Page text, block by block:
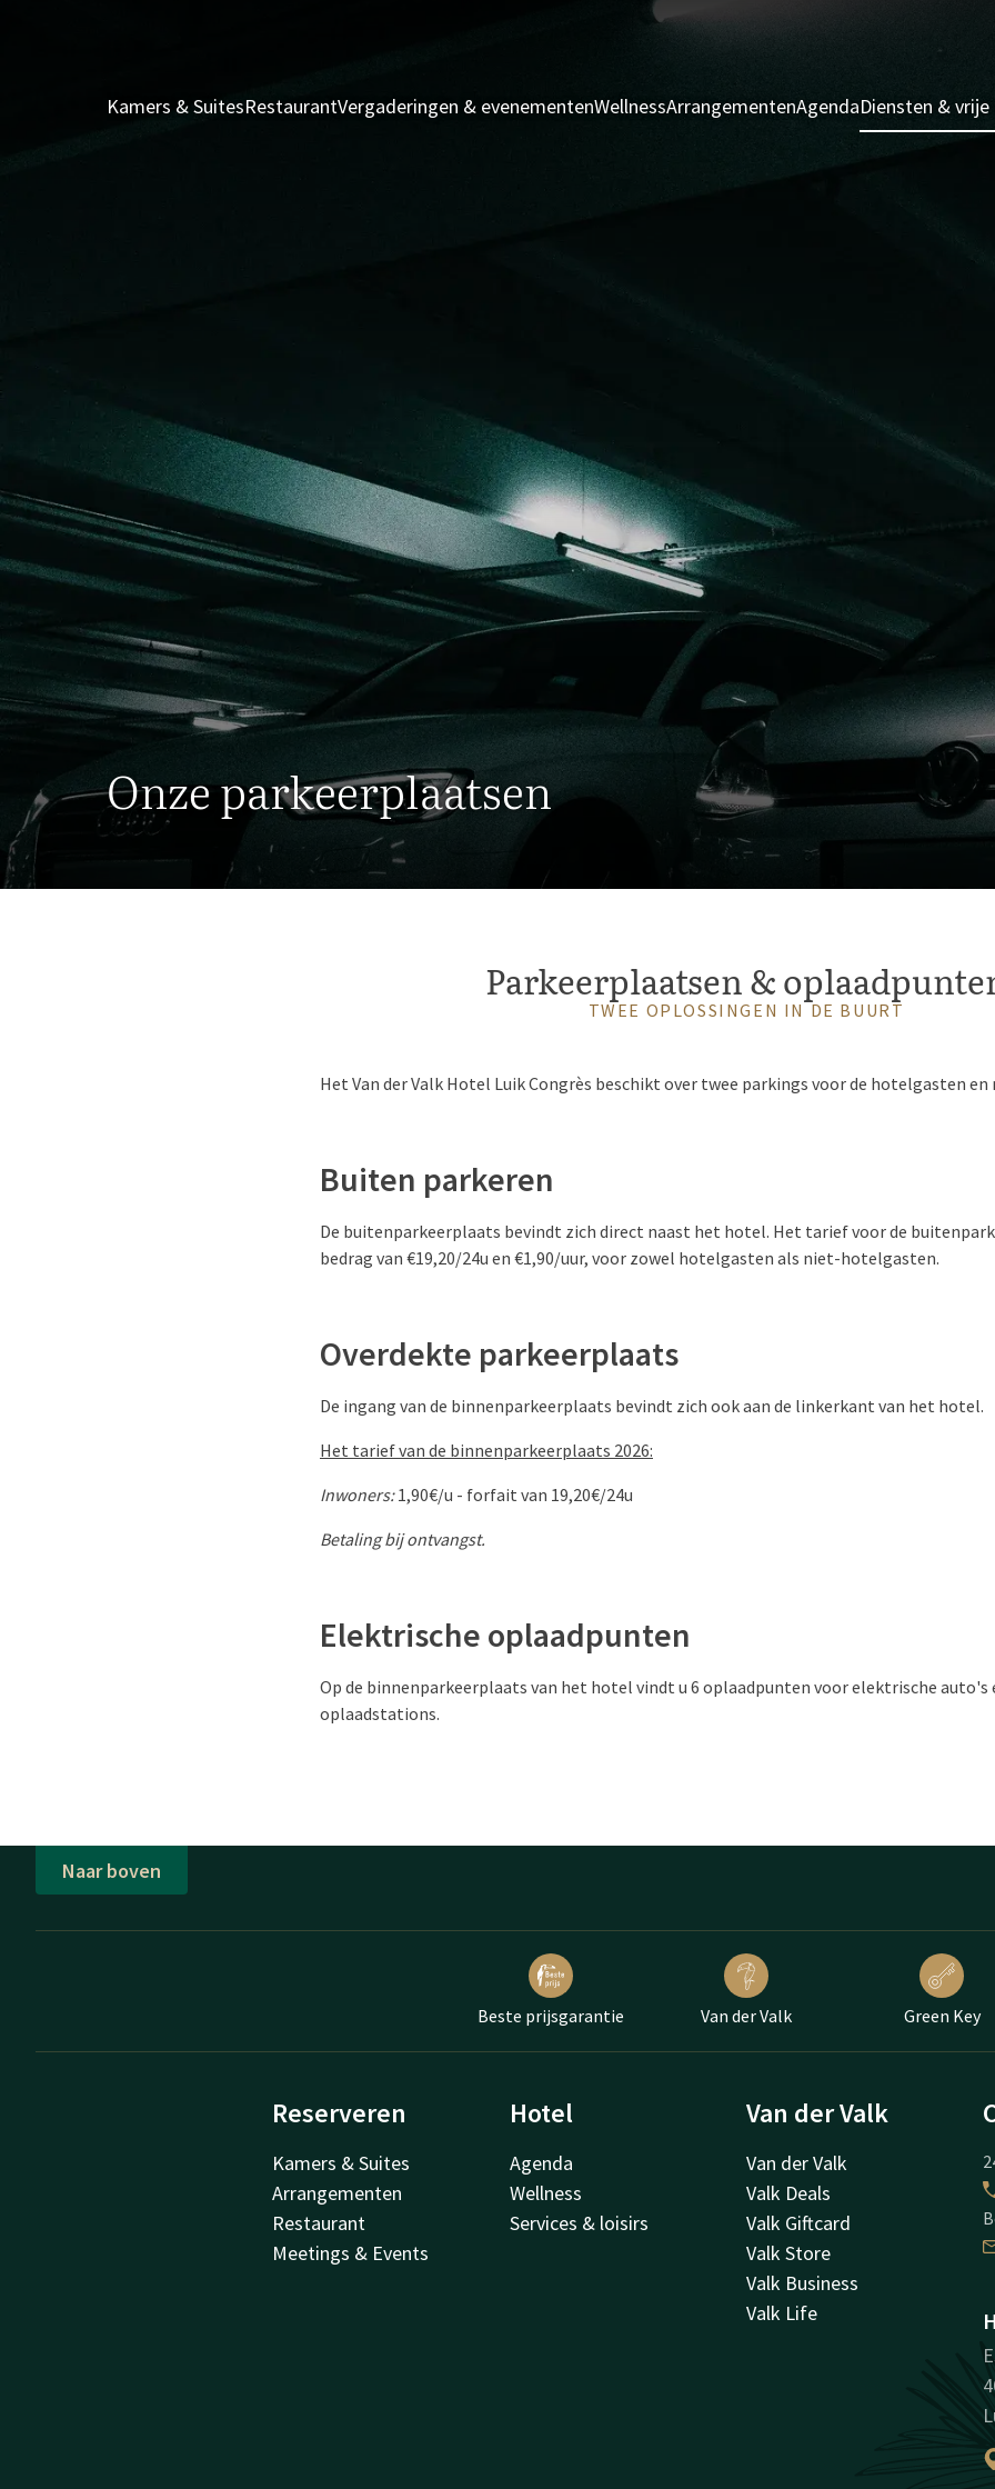
Kamers & SuitesRestaurantVergaderingen & evenementenWellnessArrangementenAgendaDiensten &
Onze parkeerplaatsen
Parkeerplaatsen &
TWEE OPLOSSINGEN IN DE BUURT
Het Van der Valk Hotel Luik Congrès beschikt over twee parkings voor de hotelgasten
Buiten parkeren
De buitenparkeerplaats bevindt zich direct naast het hotel. Het tarief voor de
bedrag van €19,20/24u en €1,90/uur, voor zowel hotelgasten als niet-hotelgasten.
Overdekte parkeerplaats
De ingang van de binnenparkeerplaats bevindt zich ook aan de linkerkant van het hotel.
Het tarief van de binnenparkeerplaats 2026:
Inwoners:1,90€/u - forfait van 19,20€/24u
Betaling bij ontvangst.
Elektrische oplaadpunten
Op de binnenparkeerplaats van het hotel vindt u 6 oplaadpunten voor elektrische auto's
oplaadstations.
Naar boven
Beste prijsgarantie Van der Valk Green Key
Reserveren
Kamers & Suites
Arrangementen
Restaurant
Meetings & Events
Hotel
Agenda
Wellness
Services & loisirs
Van der Valk
Van der Valk
Valk Deals
Valk Giftcard
Valk Store
Valk Business
Valk Life